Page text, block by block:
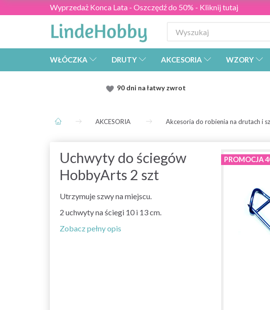
Wyprzedaż Konca Lata - Oszczędź do 50% - Kliknij tutaj
WŁÓCZKA DRUTY AKCESORIA WZORY
90 dni na łatwy zwrot
AKCESORIA Akcesoria do robienia na drutach i
Uchwyty do ściegów
HobbyArts 2 szt
Utrzymuje szwy na miejscu.
2 uchwyty na ściegi 10 i 13 cm.
Zobacz pełny opis
PROMOCJA